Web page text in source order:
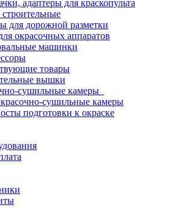
адаптеры для краскопульта
для дорожной разметки
окрасочных аппаратов
машинки
товары
вышки
сушильные камеры
сушильные камеры
подготовки к окраске